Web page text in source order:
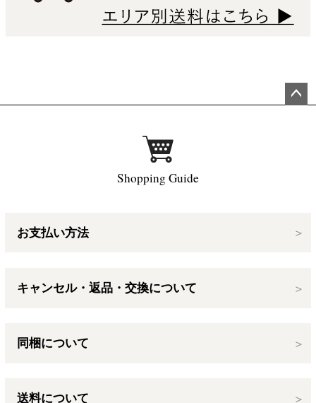
Shopping Guide
お支払い方法
キャンセル・返品・交換について
同梱について
送料について